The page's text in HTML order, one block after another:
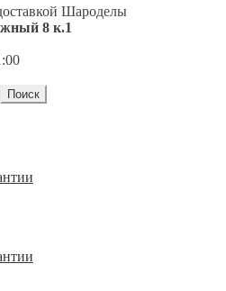
Шароделы
8 к.1
Поиск